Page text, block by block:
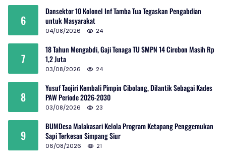
6
Dansektor 10 Kolonel Inf Tamba Tua Tegaskan Pengabdian
untuk Masyarakat
04/08/2026 24
7
18 Tahun Mengabdi, Gaji Tenaga TU SMPN 14 Cirebon Masih Rp
1,2 Juta
03/08/2026 24
8
Yusuf Taojiri Kembali Pimpin Cibolang, Dilantik Sebagai Kades
PAW Periode 2026-2030
03/08/2026 23
9
BUMDesa Malakasari Kelola Program Ketapang Penggemukan
Sapi Terkesan Simpang Siur
06/08/2026 21